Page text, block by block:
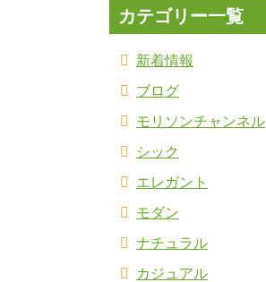
カテゴリー一覧
新着情報
ブログ
モリソンチャンネル
シック
エレガント
モダン
ナチュラル
カジュアル